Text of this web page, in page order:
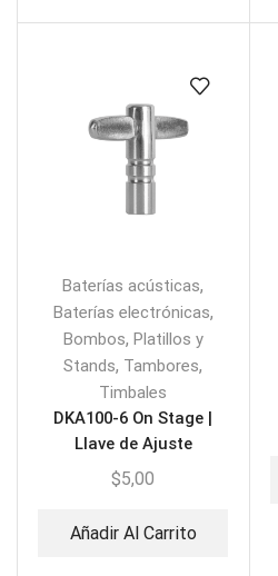
Baterías acústicas,
Baterías electrónicas,
Bombos, Platillos y
Stands, Tambores,
Timbales
DKA100-6 On Stage |
Llave de Ajuste
Batería/Redoblante
$5,00
Añadir Al Carrito